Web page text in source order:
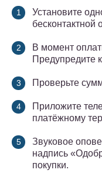
Установите
бесконтактной
В момент
Предупредите
Проверьте
Приложите
платёжному
Звуковое
надпись
покупки.